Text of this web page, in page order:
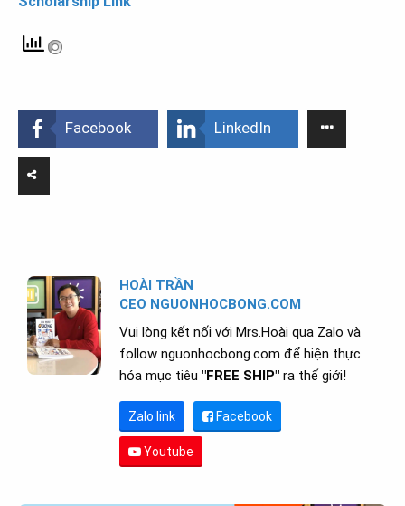
Facebook LinkedIn
HOÀI TRẦN
CEO NGUONHOCBONG.COM
Vui lòng kết nối với Mrs.Hoài qua Zalo và
follow nguonhocbong.com để hiện thực
hóa mục tiêu "FREE SHIP" ra thế giới!
Zalo link Facebook
Youtube